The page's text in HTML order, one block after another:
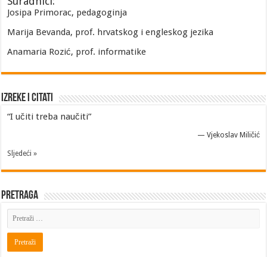
Josipa Primorac, pedagoginja
Marija Bevanda, prof. hrvatskog i engleskog jezika
Anamaria Rozić, prof. informatike
Izreke i Citati
“I učiti treba naučiti”
— Vjekoslav Miličić
Sljedeći »
Pretraga